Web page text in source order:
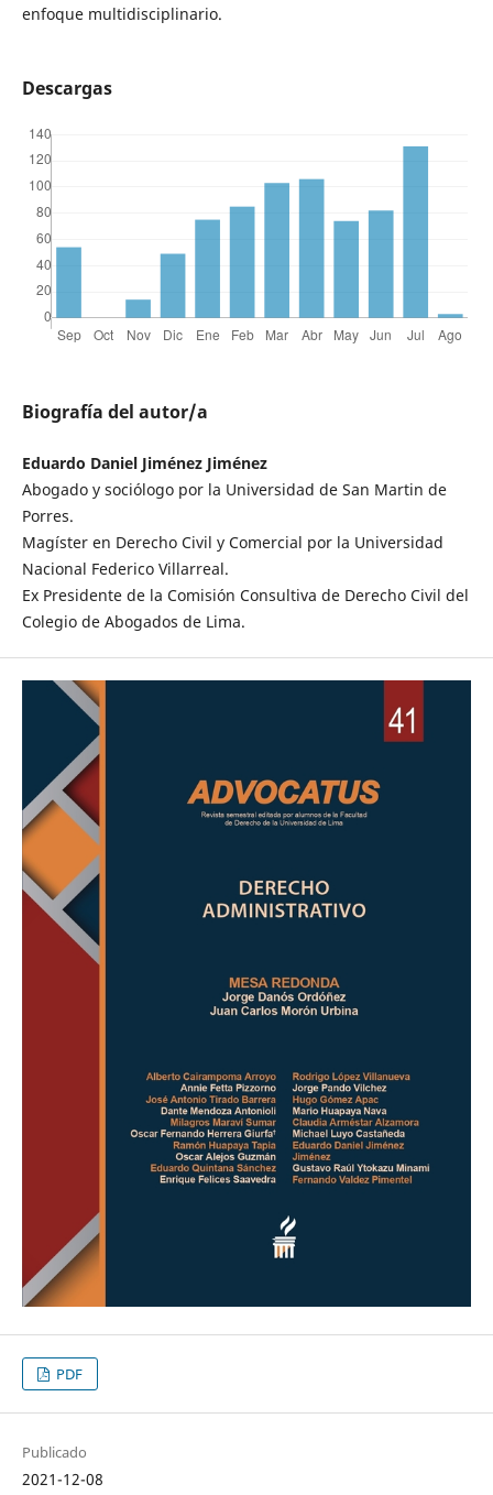
enfoque multidisciplinario.
Descargas
Biografía del autor/a
Eduardo Daniel Jiménez Jiménez
Abogado y sociólogo por la Universidad de San Martin de
Porres.
Magíster en Derecho Civil y Comercial por la Universidad
Nacional Federico Villarreal.
Ex Presidente de la Comisión Consultiva de Derecho Civil del
Colegio de Abogados de Lima.
PDF
Publicado
2021-12-08